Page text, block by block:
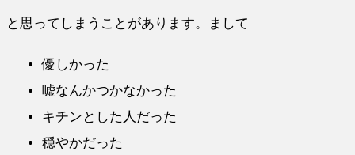
と思ってしまうことがあります。まして
優しかった
嘘なんかつかなかった
キチンとした人だった
穏やかだった